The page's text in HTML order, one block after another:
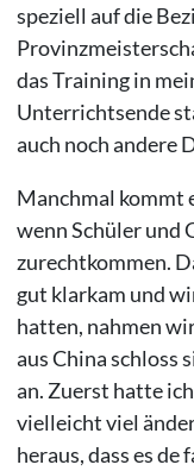
speziell auf die
das Training in
Unterrichtsende
auch noch andere
Manchmal kommt
wenn Schüler und
zurechtkommen.
gut klarkam und
hatten, nahmen
aus China schloss
an. Zuerst hatte
vielleicht viel
heraus, dass es de